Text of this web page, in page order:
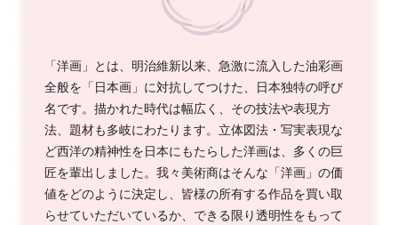
「洋画」とは、明治維新以来、急激に流入した油彩画
全般を「日本画」に対抗してつけた、日本独特の呼び
名です。描かれた時代は幅広く、その技法や表現方
法、題材も多岐にわたります。立体図法・写実表現な
ど西洋の精神性を日本にもたらした洋画は、多くの巨
匠を輩出しました。我々美術商はそんな「洋画」の価
値をどのように決定し、皆様の所有する作品を買い取
らせていただいているか、できる限り透明性をもって